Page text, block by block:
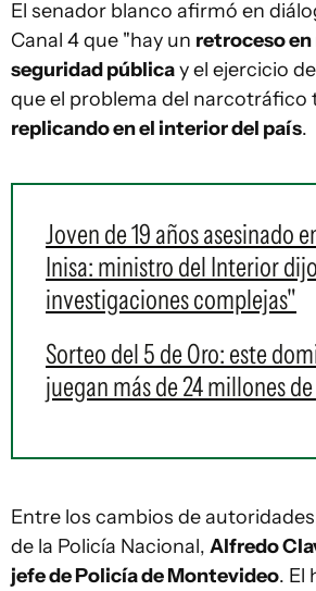
El senador blanco afirmó en
Canal 4 que "hay un retroceso
seguridad públicay el ejercicio
que el problema del narcotráfico
replicando en el interior del país.
Joven de 19 años asesinado
Inisa: ministro del Interior
investigaciones complejas"
Sorteo del 5 de Oro: este
juegan más de 24 millones
Entre los cambios de
de la Policía Nacional, Alfredo
jefe de Policía de Montevideo. El